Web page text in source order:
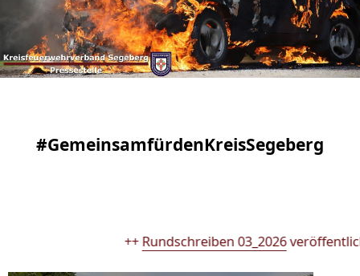
#GemeinsamfürdenKreisSegeberg
Rundschreiben 03_2026veröffentlicht ++